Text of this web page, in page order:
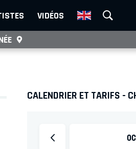
VIDÉOS
CALENDRIER ET TARIFS -